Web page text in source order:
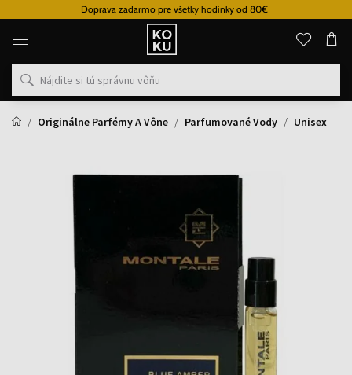
Doprava zadarmo pre všetky hodinky od 80€
Originálne
parfémy
hodinky
na
mieste
Originálne Parfémy A Vône
Parfumované Vody Unisex